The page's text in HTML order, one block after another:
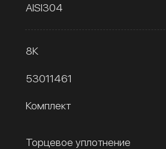
AISI304
8К
53011461
Комплект
Торцевое уплотнение